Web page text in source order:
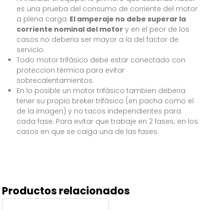
es una prueba del consumo de corriente del motor
a plena carga. El amperaje no debe superar la
corriente nominal del motor y en el peor de los
casos no deberia ser mayor a la del factor de
servicio.
Todo motor trifásico debe estar conectado con
proteccion térmica para evitar
sobrecalentamientos.
En lo posible un motor trifásico tambien deberia
tener su propio breker trifásico (en pacha como el
de la imagen) y no tacos independientes para
cada fase. Para evitar que trabaje en 2 fases; en los
casos en que se caiga una de las fases.
Productos relacionados